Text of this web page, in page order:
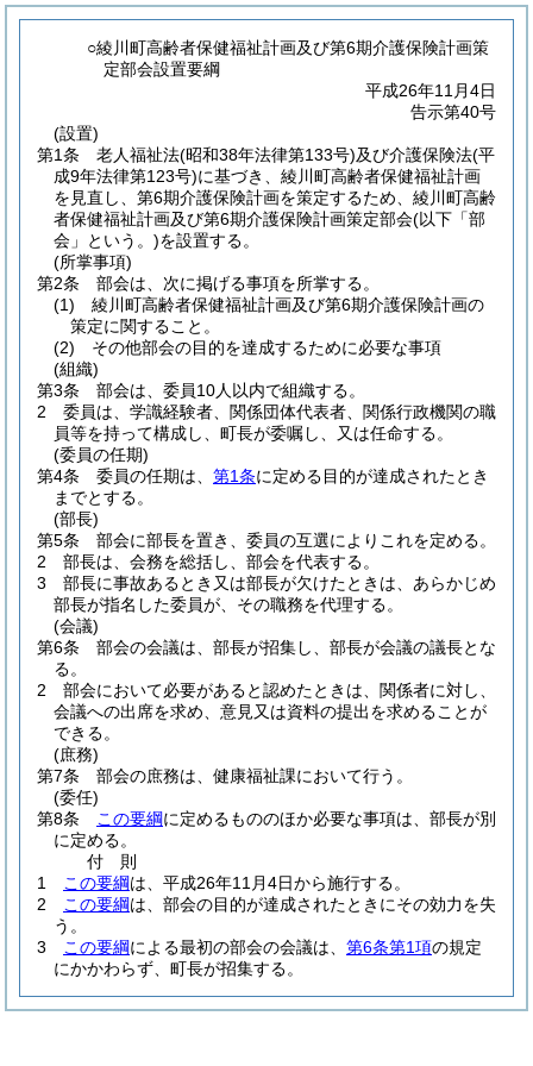
○綾川町高齢者保健福祉計画及び第6期介護保険計画策
定部会設置要綱
平成26年11月4日
告示第40号
(設置)
第1条
老人福祉法(昭和38年法律第133号)及び介護保険法(平
成9年法律第123号)に基づき、綾川町高齢者保健福祉計画
を見直し、第6期介護保険計画を策定するため、綾川町高齢
者保健福祉計画及び第6期介護保険計画策定部会(以下「部
会」という。)を設置する。
(所掌事項)
第2条
部会は、次に掲げる事項を所掌する。
(1)
綾川町高齢者保健福祉計画及び第6期介護保険計画の
策定に関すること。
(2)
その他部会の目的を達成するために必要な事項
(組織)
第3条
部会は、委員10人以内で組織する。
2
委員は、学識経験者、関係団体代表者、関係行政機関の職
員等を持って構成し、町長が委嘱し、又は任命する。
(委員の任期)
第4条
委員の任期は、 第1条に定める目的が達成されたとき
までとする。
(部長)
第5条
部会に部長を置き、委員の互選によりこれを定める。
2
部長は、会務を総括し、部会を代表する。
3
部長に事故あるとき又は部長が欠けたときは、あらかじめ
部長が指名した委員が、その職務を代理する。
(会議)
第6条
部会の会議は、部長が招集し、部長が会議の議長とな
る。
2
部会において必要があると認めたときは、関係者に対し、
会議への出席を求め、意見又は資料の提出を求めることが
できる。
(庶務)
第7条
部会の庶務は、健康福祉課において行う。
(委任)
第8条
この要綱に定めるもののほか必要な事項は、部長が別
に定める。
付 則
1
この要綱は、平成26年11月4日から施行する。
2
この要綱は、部会の目的が達成されたときにその効力を失
う。
3
この要綱による最初の部会の会議は、 第6条第1項の規定
にかかわらず、町長が招集する。